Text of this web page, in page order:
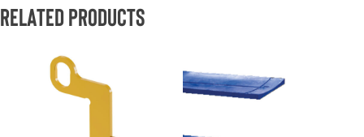
Related products
Produkt